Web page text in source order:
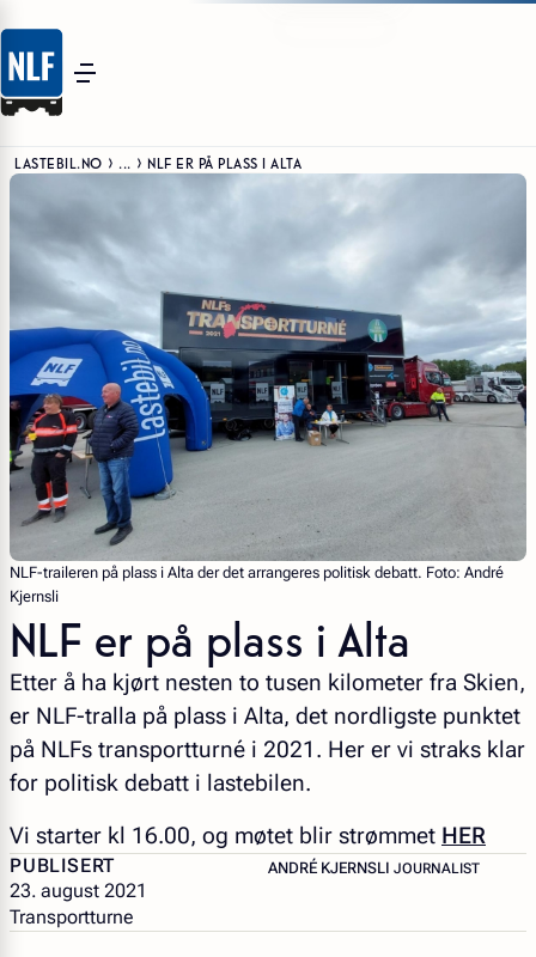
LASTEBIL.NO ... NLF ER PÅ PLASS I ALTA
NLF-traileren på plass i Alta der det arrangeres politisk debatt. Foto: André
Kjernsli
NLF er på plass i Alta
Etter å ha kjørt nesten to tusen kilometer fra Skien,
er NLF-tralla på plass i Alta, det nordligste punktet
på NLFs transportturné i 2021. Her er vi straks klar
for politisk debatt i lastebilen.
Vi starter kl 16.00, og møtet blir strømmet HER
PUBLISERT
23. august 2021
ANDRÉ KJERNSLI – JOURNALIST
JOURNALIST
Transportturne